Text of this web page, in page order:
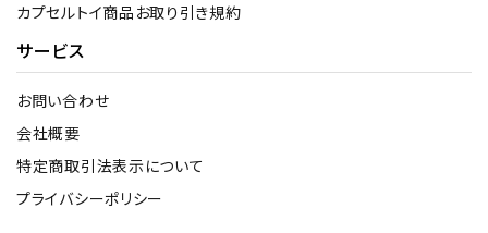
カプセルトイ商品お取り引き規約
サービス
お問い合わせ
会社概要
特定商取引法表示について
プライバシーポリシー